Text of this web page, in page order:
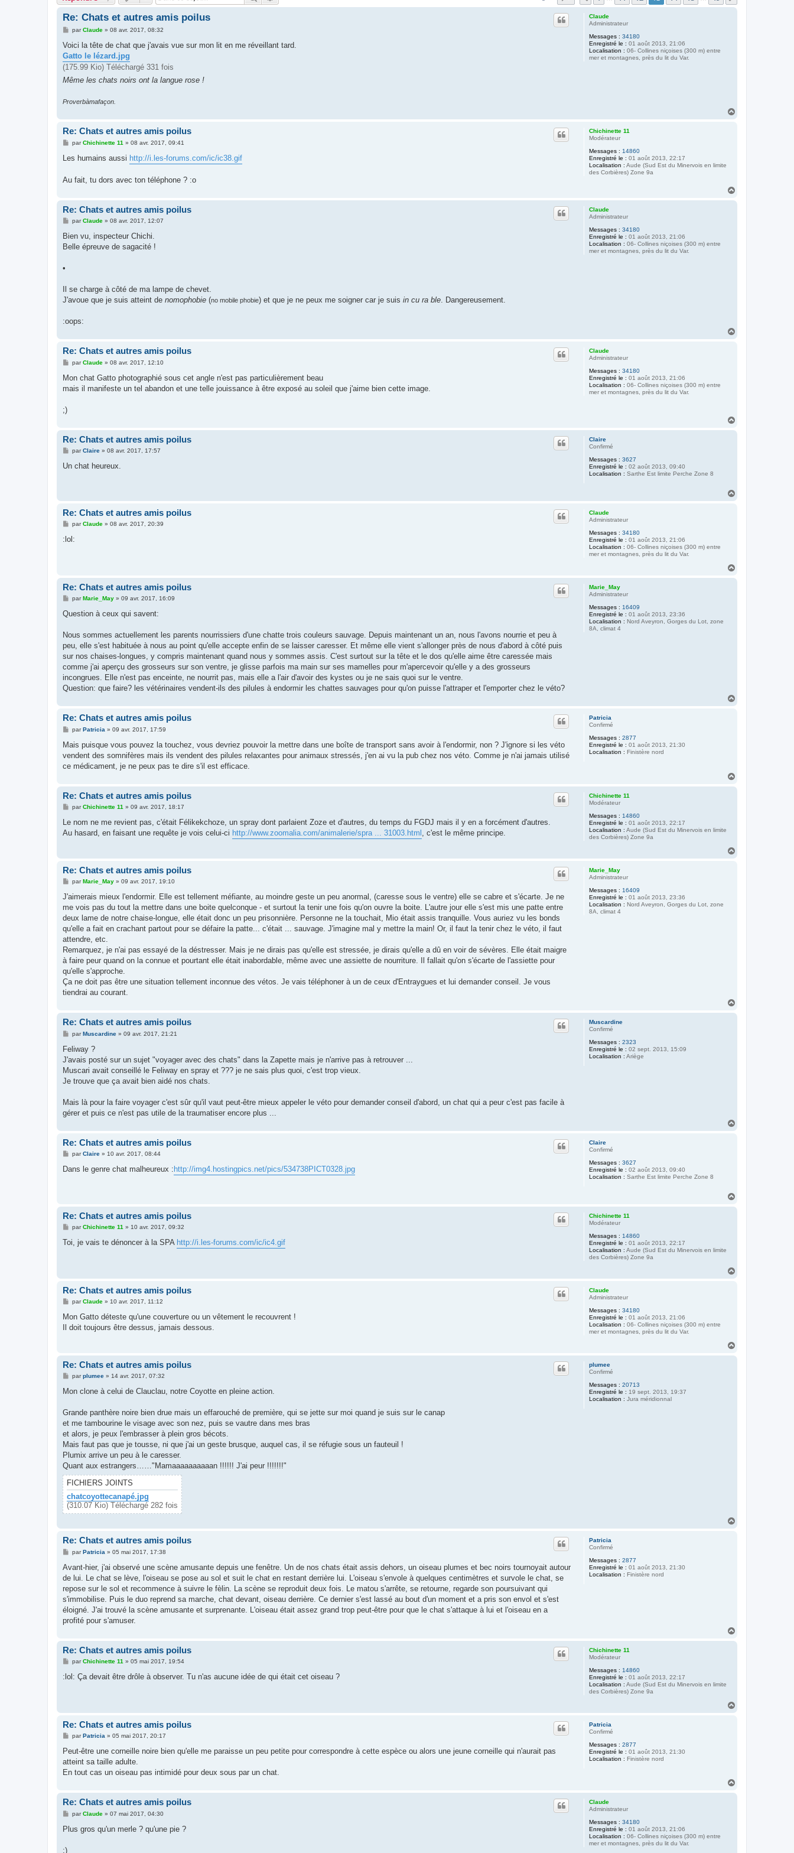
Claude
Administrateur
Messages : 34180
Enregistré le : 01 août 2013, 21:06
Localisation : 06- Collines niçoises (300 m) entre
mer et montagnes, près du lit du Var.
Re: Chats et autres amis poilus
M
s
a
g
e
parClaude» 08 avr. 2017, 08:32
Voici la tête de chat que j'avais vue sur mon lit en me réveillant tard.
Gatto le lézard.jpg
(175.99 Kio) Téléchargé 331 fois
Même les chats noirs ont la langue rose !
Proverbàmafaçon.
Chichinette 11
Modérateur
Messages : 14860
Enregistré le : 01 août 2013, 22:17
Localisation : Aude (Sud Est du Minervois en limite
des Corbières) Zone 9a
Re: Chats et autres amis poilus
M
s
g
e
parChichinette 11 » 08 avr. 2017, 09:41
Les humains aussi http://i.les-forums.com/ic/ic38.gif
Au fait, tu dors avec ton téléphone ? :o
Claude
Administrateur
Messages : 34180
Enregistré le : 01 août 2013, 21:06
Localisation : 06- Collines niçoises (300 m) entre
mer et montagnes, près du lit du Var.
Re: Chats et autres amis poilus
M
s
a
parClaude» 08 avr. 2017, 12:07
Bien vu, inspecteur Chichi.
Belle épreuve de sagacité !
•
Il se charge à côté de ma lampe de chevet.
J'avoue que je suis atteint de nomophobie (no mobile phobie) et que je ne peux me soigner car je suis in cu ra ble. Dangereusement.
:oops:
Claude
Administrateur
Messages : 34180
Enregistré le : 01 août 2013, 21:06
Localisation : 06- Collines niçoises (300 m) entre
mer et montagnes, près du lit du Var.
Re: Chats et autres amis poilus
M
s
a
parClaude» 08 avr. 2017, 12:10
Mon chat Gatto photographié sous cet angle n'est pas particulièrement beau
mais il manifeste un tel abandon et une telle jouissance à être exposé au soleil que j'aime bien cette image.
;)
Claire
Confirmé
Messages : 3627
Enregistré le : 02 août 2013, 09:40
Localisation : Sarthe Est limite Perche Zone 8
Re: Chats et autres amis poilus
M
s
parClaire» 08 avr. 2017, 17:57
Un chat heureux.
Claude
Administrateur
Messages : 34180
Enregistré le : 01 août 2013, 21:06
Localisation : 06- Collines niçoises (300 m) entre
mer et montagnes, près du lit du Var.
Re: Chats et autres amis poilus
M
s
parClaude» 08 avr. 2017, 20:39
:lol:
Marie_May
Administrateur
Messages : 16409
Enregistré le : 01 août 2013, 23:36
Localisation : Nord Aveyron, Gorges du Lot, zone
8A, climat 4
Re: Chats et autres amis poilus
M
s
g
parMarie_May» 09 avr. 2017, 16:09
Question à ceux qui savent:
Nous sommes actuellement les parents nourrissiers d'une chatte trois couleurs sauvage. Depuis maintenant un an, nous l'avons nourrie et peu à
peu, elle s'est habituée à nous au point qu'elle accepte enfin de se laisser caresser. Et même elle vient s'allonger près de nous d'abord à côté puis
sur nos chaises-longues, y compris maintenant quand nous y sommes assis. C'est surtout sur la tête et le dos qu'elle aime être caressée mais
comme j'ai aperçu des grosseurs sur son ventre, je glisse parfois ma main sur ses mamelles pour m'apercevoir qu'elle y a des grosseurs
incongrues. Elle n'est pas enceinte, ne nourrit pas, mais elle a l'air d'avoir des kystes ou je ne sais quoi sur le ventre.
Question: que faire? les vétérinaires vendent-ils des pilules à endormir les chattes sauvages pour qu'on puisse l'attraper et l'emporter chez le véto?
Patricia
Confirmé
Messages : 2877
Enregistré le : 01 août 2013, 21:30
Localisation : Finistère nord
Re: Chats et autres amis poilus
M
s
a
g
parPatricia » 09 avr. 2017, 17:59
Mais puisque vous pouvez la touchez, vous devriez pouvoir la mettre dans une boîte de transport sans avoir à l'endormir, non ? J'ignore si les véto
vendent des somnifères mais ils vendent des pilules relaxantes pour animaux stressés, j'en ai vu la pub chez nos véto. Comme je n'ai jamais utilisé
ce médicament, je ne peux pas te dire s'il est efficace.
Chichinette 11
Modérateur
Messages : 14860
Enregistré le : 01 août 2013, 22:17
Localisation : Aude (Sud Est du Minervois en limite
des Corbières) Zone 9a
Re: Chats et autres amis poilus
M
s
a
parChichinette 11 » 09 avr. 2017, 18:17
Le nom ne me revient pas, c'était Félikekchoze, un spray dont parlaient Zoze et d'autres, du temps du FGDJ mais il y en a forcément d'autres.
Au hasard, en faisant une requête je vois celui-ci http://www.zoomalia.com/animalerie/spra ... 31003.html , c'est le même principe.
Marie_May
Administrateur
Messages : 16409
Enregistré le : 01 août 2013, 23:36
Localisation : Nord Aveyron, Gorges du Lot, zone
8A, climat 4
Re: Chats et autres amis poilus
M
s
a
g
parMarie_May» 09 avr. 2017, 19:10
J'aimerais mieux l'endormir. Elle est tellement méfiante, au moindre geste un peu anormal, (caresse sous le ventre) elle se cabre et s'écarte. Je ne
me vois pas du tout la mettre dans une boite quelconque - et surtout la tenir une fois qu'on ouvre la boite. L'autre jour elle s'est mis une patte entre
deux lame de notre chaise-longue, elle était donc un peu prisonnière. Personne ne la touchait, Mio était assis tranquille. Vous auriez vu les bonds
qu'elle a fait en crachant partout pour se défaire la patte... c'était ... sauvage. J'imagine mal y mettre la main! Or, il faut la tenir chez le véto, il faut
attendre, etc.
Remarquez, je n'ai pas essayé de la déstresser. Mais je ne dirais pas qu'elle est stressée, je dirais qu'elle a dû en voir de sévères. Elle était maigre
à faire peur quand on la connue et pourtant elle était inabordable, même avec une assiette de nourriture. Il fallait qu'on s'écarte de l'assiette pour
qu'elle s'approche.
Ça ne doit pas être une situation tellement inconnue des vétos. Je vais téléphoner à un de ceux d'Entraygues et lui demander conseil. Je vous
tiendrai au courant.
Muscardine
Confirmé
Messages : 2323
Enregistré le : 02 sept. 2013, 15:09
Localisation : Ariège
Re: Chats et autres amis poilus
M
s
a
g
parMuscardine» 09 avr. 2017, 21:21
Feliway ?
J'avais posté sur un sujet "voyager avec des chats" dans la Zapette mais je n'arrive pas à retrouver ...
Muscari avait conseillé le Feliway en spray et ??? je ne sais plus quoi, c'est trop vieux.
Je trouve que ça avait bien aidé nos chats.
Mais là pour la faire voyager c'est sûr qu'il vaut peut-être mieux appeler le véto pour demander conseil d'abord, un chat qui a peur c'est pas facile à
gérer et puis ce n'est pas utile de la traumatiser encore plus ...
Claire
Confirmé
Messages : 3627
Enregistré le : 02 août 2013, 09:40
Localisation : Sarthe Est limite Perche Zone 8
Re: Chats et autres amis poilus
M
s
parClaire» 10 avr. 2017, 08:44
Dans le genre chat malheureux : http://img4.hostingpics.net/pics/534738PICT0328.jpg
Chichinette 11
Modérateur
Messages : 14860
Enregistré le : 01 août 2013, 22:17
Localisation : Aude (Sud Est du Minervois en limite
des Corbières) Zone 9a
Re: Chats et autres amis poilus
M
s
parChichinette 11 » 10 avr. 2017, 09:32
Toi, je vais te dénoncer à la SPA http://i.les-forums.com/ic/ic4.gif
Claude
Administrateur
Messages : 34180
Enregistré le : 01 août 2013, 21:06
Localisation : 06- Collines niçoises (300 m) entre
mer et montagnes, près du lit du Var.
Re: Chats et autres amis poilus
M
s
a
parClaude» 10 avr. 2017, 11:12
Mon Gatto déteste qu'une couverture ou un vêtement le recouvrent !
Il doit toujours être dessus, jamais dessous.
plumee
Confirmé
Messages : 20713
Enregistré le : 19 sept. 2013, 19:37
Localisation : Jura méridionnal
Re: Chats et autres amis poilus
M
s
g
parplumee» 14 avr. 2017, 07:32
Mon clone à celui de Clauclau, notre Coyotte en pleine action.
Grande panthère noire bien drue mais un effarouché de première, qui se jette sur moi quand je suis sur le canap
et me tambourine le visage avec son nez, puis se vautre dans mes bras
et alors, je peux l'embrasser à plein gros bécots.
Mais faut pas que je tousse, ni que j'ai un geste brusque, auquel cas, il se réfugie sous un fauteuil !
Plumix arrive un peu à le caresser.
Quant aux estrangers……"Mamaaaaaaaaaan !!!!!! J'ai peur !!!!!!!"
FICHIERS JOINTS
chatcoyottecanapé.jpg
(310.07 Kio) Téléchargé 282 fois
Patricia
Confirmé
Messages : 2877
Enregistré le : 01 août 2013, 21:30
Localisation : Finistère nord
Re: Chats et autres amis poilus
M
s
a
g
e
parPatricia » 05 mai 2017, 17:38
Avant-hier, j'ai observé une scène amusante depuis une fenêtre. Un de nos chats était assis dehors, un oiseau plumes et bec noirs tournoyait autour
de lui. Le chat se lève, l'oiseau se pose au sol et suit le chat en restant derrière lui. L'oiseau s'envole à quelques centimètres et survole le chat, se
repose sur le sol et recommence à suivre le fèlin. La scène se reproduit deux fois. Le matou s'arrête, se retourne, regarde son poursuivant qui
s'immobilise. Puis le duo reprend sa marche, chat devant, oiseau derrière. Ce dernier s'est lassé au bout d'un moment et a pris son envol et s'est
éloigné. J'ai trouvé la scène amusante et surprenante. L'oiseau était assez grand trop peut-être pour que le chat s'attaque à lui et l'oiseau en a
profité pour s'amuser.
Chichinette 11
Modérateur
Messages : 14860
Enregistré le : 01 août 2013, 22:17
Localisation : Aude (Sud Est du Minervois en limite
des Corbières) Zone 9a
Re: Chats et autres amis poilus
M
s
parChichinette 11 » 05 mai 2017, 19:54
:lol: Ça devait être drôle à observer. Tu n'as aucune idée de qui était cet oiseau ?
Patricia
Confirmé
Messages : 2877
Enregistré le : 01 août 2013, 21:30
Localisation : Finistère nord
Re: Chats et autres amis poilus
M
s
a
g
parPatricia » 05 mai 2017, 20:17
Peut-être une corneille noire bien qu'elle me paraisse un peu petite pour correspondre à cette espèce ou alors une jeune corneille qui n'aurait pas
atteint sa taille adulte.
En tout cas un oiseau pas intimidé pour deux sous par un chat.
Claude
Administrateur
Messages : 34180
Enregistré le : 01 août 2013, 21:06
Localisation : 06- Collines niçoises (300 m) entre
mer et montagnes, près du lit du Var.
Re: Chats et autres amis poilus
M
s
parClaude» 07 mai 2017, 04:30
Plus gros qu'un merle ? qu'une pie ?
;)